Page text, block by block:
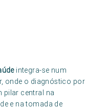
integra-se num
onde o diagnóstico por
pilar central na
e na tomada de